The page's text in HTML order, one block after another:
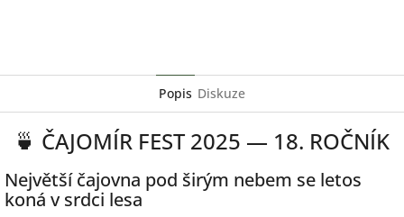
Popis Diskuze
🍵 ČAJOMÍR FEST 2025 — 18. ROČNÍK
Největší čajovna pod širým nebem se letos
koná v srdci lesa